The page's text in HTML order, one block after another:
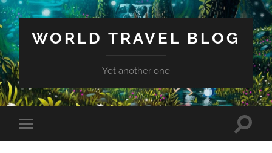
WORLD TRAVEL BLOG
Yet another one
Toggle
mobile
Toggle